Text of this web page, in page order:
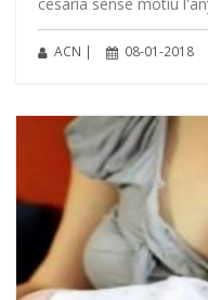
ACN | 08-01-2018